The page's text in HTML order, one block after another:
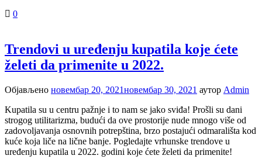
0
Trendovi u uređenju kupatila koje ćete
želeti da primenite u 2022.
Објављено новембар 20, 2021новембар 30, 2021 аутор Admin
Kupatila su u centru pažnje i to nam se jako sviđa! Prošli su dani
strogog utilitarizma, budući da ove prostorije nude mnogo više od
zadovoljavanja osnovnih potrepština, brzo postajući odmarališta kod
kuće koja liče na lične banje. Pogledajte vrhunske trendove u
uređenju kupatila u 2022. godini koje ćete želeti da primenite!